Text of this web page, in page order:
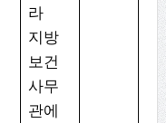
라
지방
보건
사무
관에